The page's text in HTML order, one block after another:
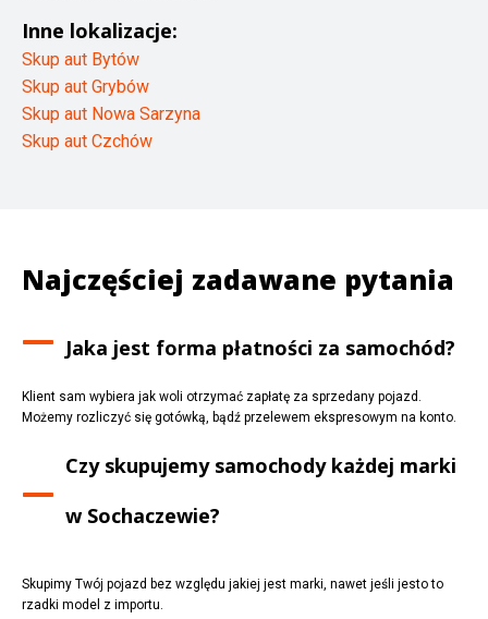
Inne lokalizacje:
Skup aut Bytów
Skup aut Grybów
Skup aut Nowa Sarzyna
Skup aut Czchów
Najczęściej zadawane pytania
Jaka jest forma płatności za samochód?
Klient sam wybiera jak woli otrzymać zapłatę za sprzedany pojazd.
Możemy rozliczyć się gotówką, bądź przelewem ekspresowym na konto.
Czy skupujemy samochody każdej marki
w Sochaczewie?
Skupimy Twój pojazd bez względu jakiej jest marki, nawet jeśli jesto to
rzadki model z importu.